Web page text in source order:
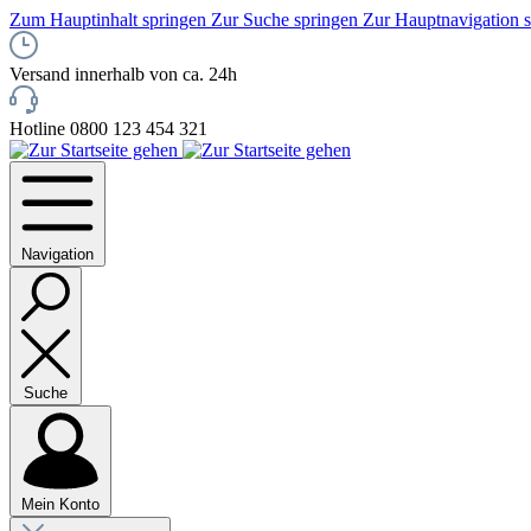
Zum Hauptinhalt springen Zur Suche springen Zur Hauptnavigation
Versand innerhalb von ca. 24h
Hotline 0800 123 454 321
Navigation
Suche
Mein Konto